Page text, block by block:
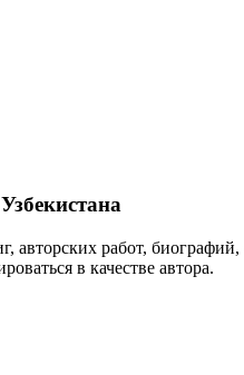
авторских работ,
в качестве автора.